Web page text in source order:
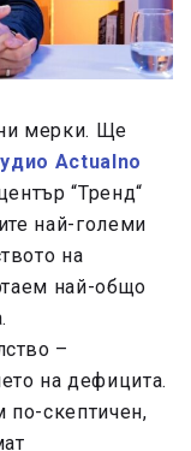
мерки. Ще
Actualno
“Тренд“
най-големи
на
най-общо
–
на дефицита.
по-скептичен,